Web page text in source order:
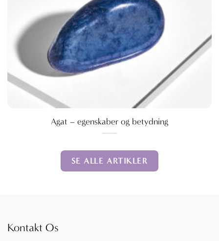
Agat – egenskaber og betydning
SE ALLE ARTIKLER
Kontakt Os